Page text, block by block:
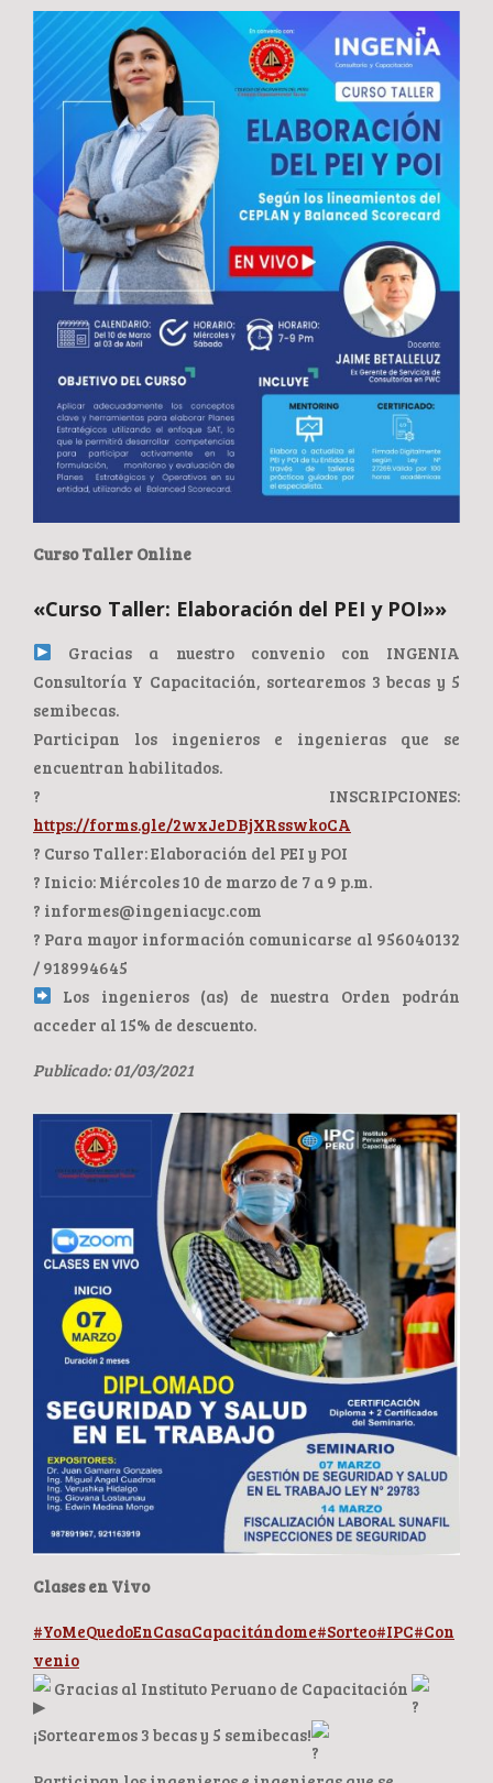
Curso Taller Online
«Curso Taller: Elaboración del PEI y POI»»
Gracias a nuestro convenio con INGENIA
Consultoría Y Capacitación, sortearemos 3 becas y 5
semibecas.
Participan los ingenieros e ingenieras que se
encuentran habilitados.
? INSCRIPCIONES:
https://forms.gle/2wxJeDBjXRsswkoCA
? Curso Taller: Elaboración del PEI y POI
? Inicio: Miércoles 10 de marzo de 7 a 9 p.m.
? informes@ingeniacyc.com
? Para mayor información comunicarse al 956040132
/ 918994645
Los ingenieros (as) de nuestra Orden podrán
acceder al 15% de descuento.
Publicado: 01/03/2021
Clases en Vivo
#YoMeQuedoEnCasaCapacitándome#Sorteo#IPC#Con
venio
Gracias al Instituto Peruano de Capacitación
¡Sortearemos 3 becas y 5 semibecas!